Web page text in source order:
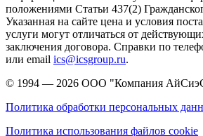
положениями Статьи 437(2)
Указанная на сайте цена и условия
услуги могут отличаться от
заключения договора. Справки по
или email ics@icsgroup.ru.
© 1994 — 2026 ООО "Компания
Политика обработки персональных
Политика использования файлов cookie